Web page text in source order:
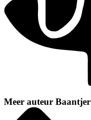
Meer auteur Baantjer